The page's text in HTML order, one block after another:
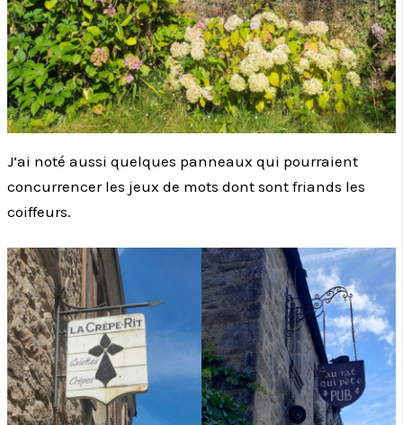
J’ai noté aussi quelques panneaux qui pourraient
concurrencer les jeux de mots dont sont friands les
coiffeurs.